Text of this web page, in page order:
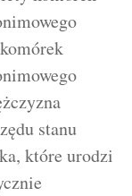
stanu
które urodzi